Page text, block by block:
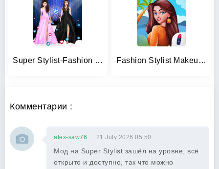
Super Stylist-Fashion Games Fashion Stylist Makeup Dressup
Комментарии :
alex-saw76 21 July 2026 05:50
Мод на Super Stylist зашёл на уровне, всё
открыто и доступно, так что можно